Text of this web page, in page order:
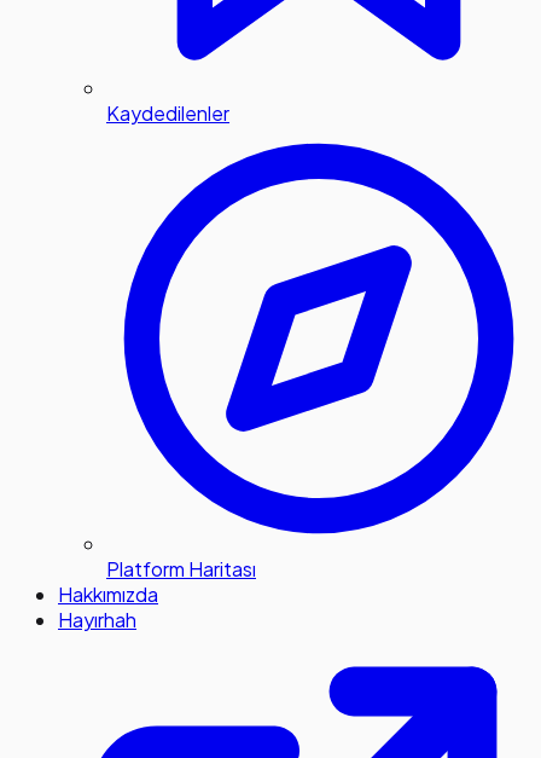
Kaydedilenler
Platform Haritası
Hakkımızda
Hayırhah